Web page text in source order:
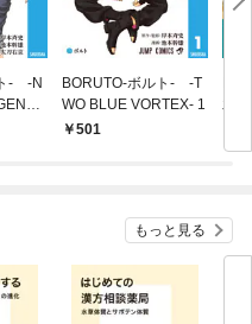
- -N
GUI
BORUTO-ボルト- -T
WO BLUE VORTEX- 1
501
木
もっと見る